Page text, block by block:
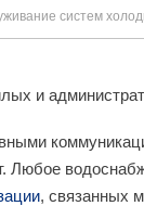
систем
и
, связанных